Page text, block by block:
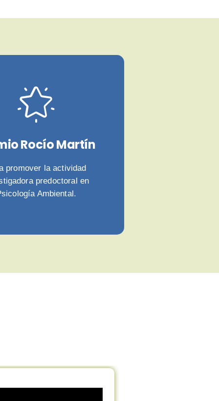
Rocío Martín
promover la actividad
predoctoral en
Ambiental.